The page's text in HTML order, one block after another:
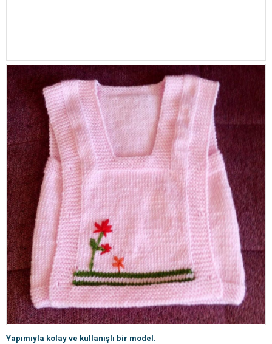
Yapımıyla kolay ve kullanışlı bir model.